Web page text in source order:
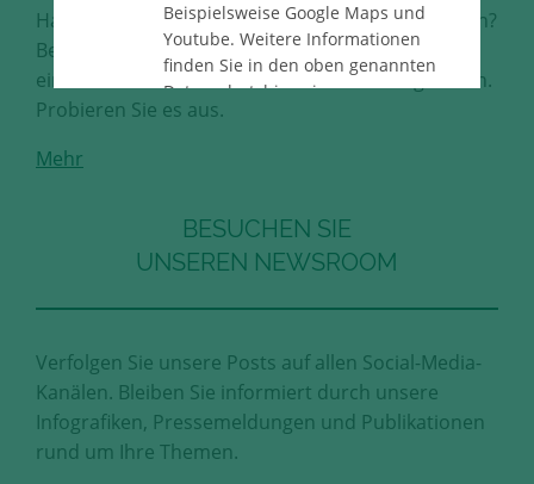
Haben Sie Lust, Ihre Ideen zu Projekten zu machen?
Bei uns haben Sie den Raum dafür. Ihnen steht
eine Vielzahl unterschiedlicher Karrierewege offen.
Probieren Sie es aus.
Mehr
BESUCHEN SIE
UNSEREN NEWSROOM
Verfolgen Sie unsere Posts auf allen Social-Media-
Kanälen. Bleiben Sie informiert durch unsere
Infografiken, Pressemeldungen und Publikationen
rund um Ihre Themen.
Beispielsweise Google Maps und
Youtube. Weitere Informationen
finden Sie in den oben genannten
Datenschutzhinweise.
die Anzahl der Besucher auf den
Seiten, Ihren Weg durch unseren
Internetauftritt oder das Gerät, mit
wieder für unsere Besucher
optimieren.
Speichern und schließen